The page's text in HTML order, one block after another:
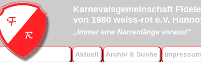
Karnevalsgemeinschaft
von 1980 weiss-rot e.V.
„Immer eine Narrenlänge voraus!“
Aktuell Archiv & Suche Impressum